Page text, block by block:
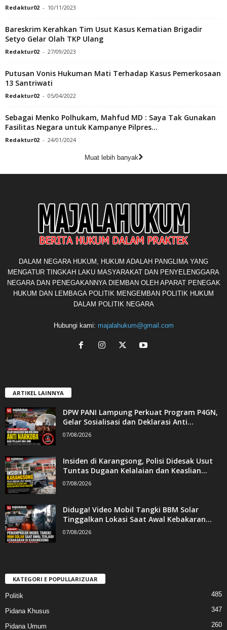
Redaktur02 - 10/11/2023
Bareskrim Kerahkan Tim Usut Kasus Kematian Brigadir
Setyo Gelar Olah TKP Ulang
Redaktur02 - 27/09/2023
Putusan Vonis Hukuman Mati Terhadap Kasus Pemerkosaan
13 Santriwati
Redaktur02 - 05/04/2022
Sebagai Menko Polhukam, Mahfud MD : Saya Tak Gunakan
Fasilitas Negara untuk Kampanye Pilpres...
Redaktur02 - 24/01/2024
Muat lebih banyak
DALAM NEGARA HUKUM, HUKUM ADALAH PANGLIMA YANG
MENGATUR TINGKAH LAKU MASYARAKAT DAN PENYELENGGARA
NEGARA DAN PENEGAKANNYA DIEMBAN OLEH APARAT PENEGAK
HUKUM DAN LEMBAGA POLITIK MENGEMBAN POLITIK HUKUM
DALAM POLITIK NEGARA
Hubungi kami: majalahukum@gmail.com
ARTIKEL LAINNYA
DPW PANI Lampung Perkuat Program P4GN,
Gelar Sosialisasi dan Deklarasi Anti...
07/08/2026
Insiden di Karangsong, Polisi Didesak Usut
Tuntas Dugaan Kelalaian dan Keaslian...
07/08/2026
Diduga! Video Mobil Tangki BBM Solar
Tinggalkan Lokasi Saat Awal Kebakaran...
07/08/2026
KATEGORI E POPULLARIZUAR
Politik 485
Pidana Khusus 347
Pidana Umum 260